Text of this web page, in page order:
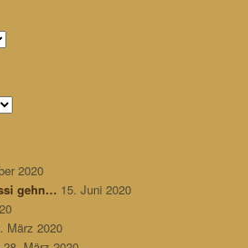
2020
gehn… 15. Juni 2020
März 2020